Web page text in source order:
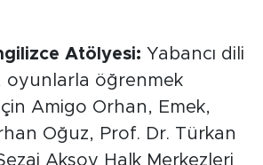
Atölyesi: Yabancı dili
oyunlarla öğrenmek
Amigo Orhan, Emek,
Oğuz, Prof. Dr. Türkan
Aksoy Halk Merkezleri